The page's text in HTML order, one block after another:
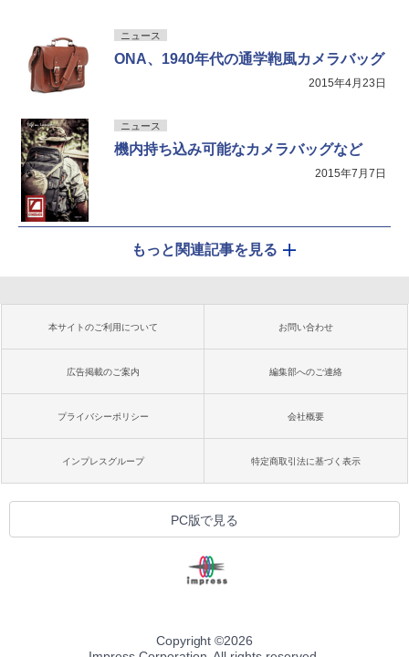
ニュース
ONA、1940年代の通学鞄風カメラバッグ
2015年4月23日
ニュース
機内持ち込み可能なカメラバッグなど
2015年7月7日
もっと関連記事を見る
本サイトのご利用について お問い合わせ
広告掲載のご案内 編集部へのご連絡
プライバシーポリシー 会社概要
インプレスグループ 特定商取引法に基づく表示
PC版で見る
Copyright ©2026